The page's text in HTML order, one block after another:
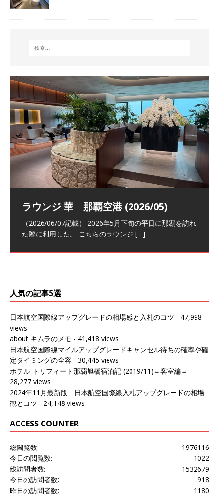
祝！日本航空・マリオットの戦略パー
トナーシップによるFOP無料付与とス
テイタスマッチ
ラウンジ 華 那覇空港 (2026/05)
（2026/06/07記載） 2026年5月下旬の平日に那覇を訪れ
た際に利用した。 こちらのラウンジ […]
The Coral Executive Lounge スワ
ンナプーム国際空港国内線ラウンジ
(2026/01)
日本航空 羽田空港国際線ファースト
クラスラウンジ (2026/01)
（2026/03/18記載） 2026年1月、毎年恒例の新年の羽田
バンコクエアウェイズ スワンナプー
ム国際空港国内線ラウンジ (2026/01)
（2026/03/13記載） 2026年1月上旬にバンコク経由でチ
人気の記事5選
日本航空国際線アップグレードの相場感と入札のコツ - 47,998
views
about キムラのメモ - 41,418 views
日本航空国際線マイルアップグレードキャンセル待ちの確率や確
定タイミングの全容 - 30,445 views
ホテル トリフィート那覇旭橋宿泊記 (2019/11)＝客室編＝ -
28,277 views
2024年11月最新版 日本航空国際線入札アップグレードの相場
観とコツ - 24,148 views
ACCESS COUNTER
1976116
総閲覧数:
1022
今日の閲覧数:
1532679
総訪問者数:
918
今日の訪問者数:
1180
昨日の訪問者数: